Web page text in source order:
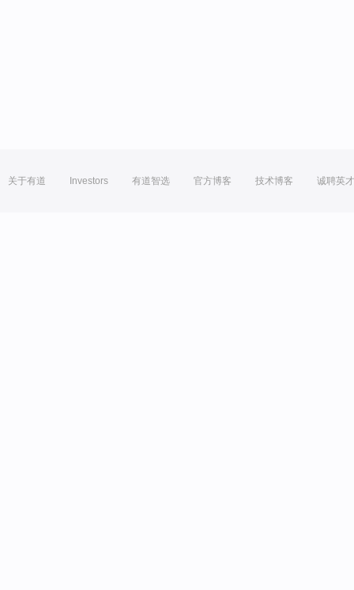
关于有道 Investors 有道智选 官方博客 技术博客 诚聘英才